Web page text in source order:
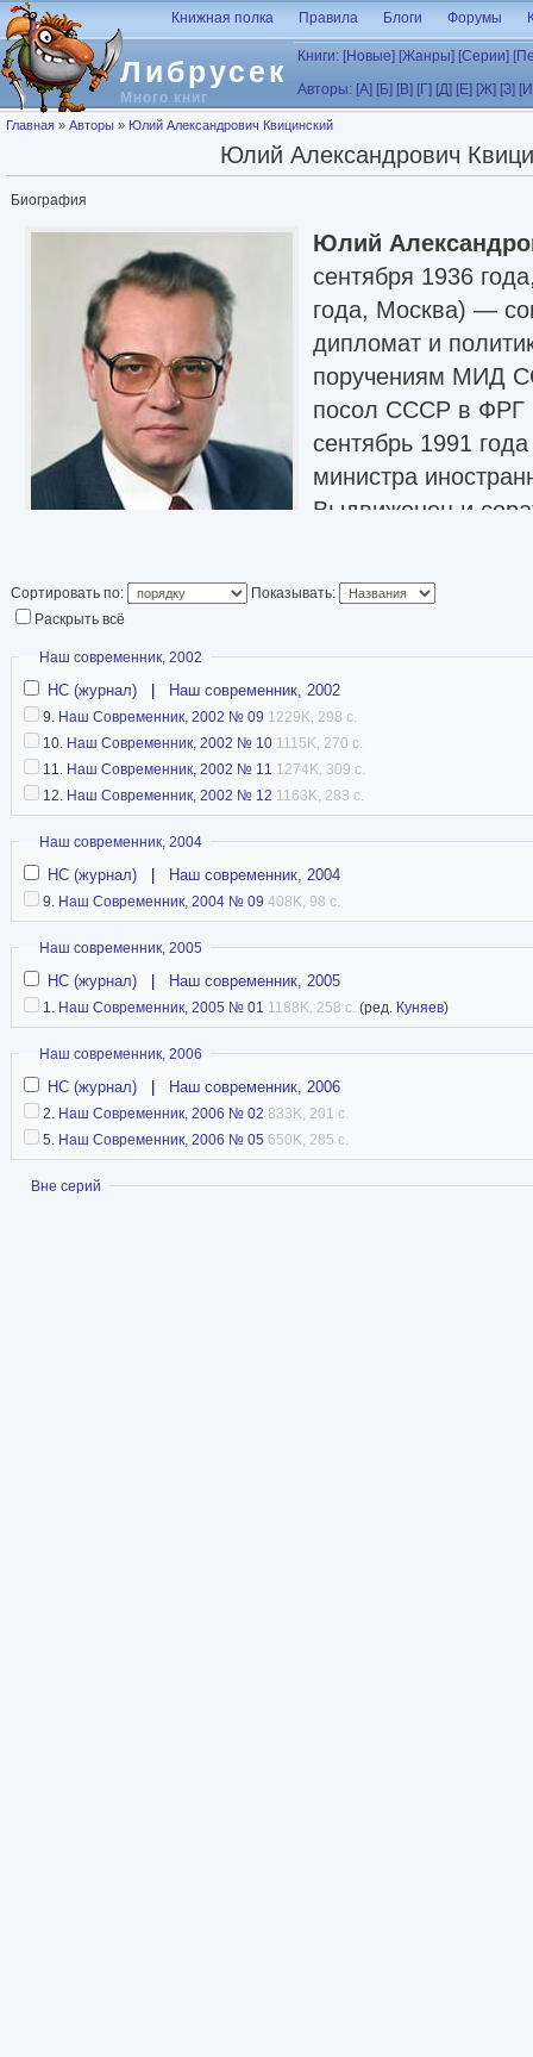
Перейти к основному содержанию
Либрусек
Много книг
Книжная полка Правила Блоги Форумы
Книги: [Новые] [Жанры] [Серии]
Авторы: [А] [Б] [В] [Г] [Д] [Е] [Ж] [З]
Вы здесь
Главная » Авторы » Юлий Александрович Квицинский
Юлий Александрович
Биография
Юлий
сентября 1936
года, Москва) —
дипломат и
поручениям МИД
посол СССР в ФРГ
сентябрь 1991
министра
Выдвиженец и
году уволен из
Козыреве, спустя
Примакове. Посол РФ в Норвегии
жизни — депутат Госдумы РФ 4—5 созывов
Статья в Википедии
Сортировать по:
Показывать:
Раскрыть всё
Скрыть
Наш современник, 2002
НС (журнал) Наш современник, 2002
9. Наш Современник, 2002 № 09 1229K, 298 с.
10. Наш Современник, 2002 № 10 1115K, 270 с.
11. Наш Современник, 2002 № 11 1274K, 309 с.
12. Наш Современник, 2002 № 12 1163K, 283 с.
Скрыть
Наш современник, 2004
НС (журнал) Наш современник, 2004
9. Наш Современник, 2004 № 09 408K, 98 с.
Скрыть
Наш современник, 2005
НС (журнал) Наш современник, 2005
1. Наш Современник, 2005 № 01 1188K, 258 с. (ред. Куняев)
Скрыть
Наш современник, 2006
НС (журнал) Наш современник, 2006
2. Наш Современник, 2006 № 02 833K, 201 с.
5. Наш Современник, 2006 № 05 650K, 285 с.
Показать
Вне серий